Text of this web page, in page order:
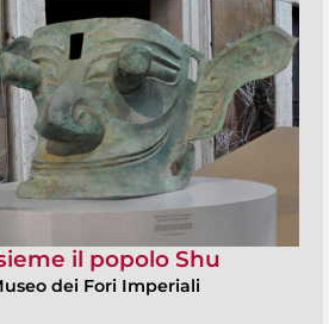
il popolo Shu
dei Fori Imperiali